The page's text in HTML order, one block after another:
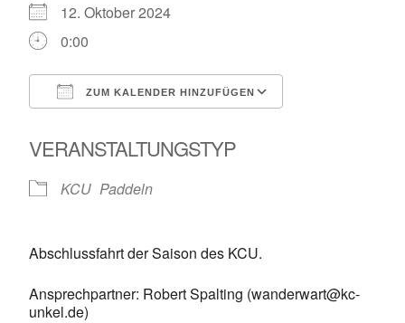
12. Oktober 2024
0:00
ZUM KALENDER HINZUFÜGEN
VERANSTALTUNGSTYP
KCU Paddeln
Abschlussfahrt der Saison des KCU.
Ansprechpartner: Robert Spalting (wanderwart@kc-
unkel.de)